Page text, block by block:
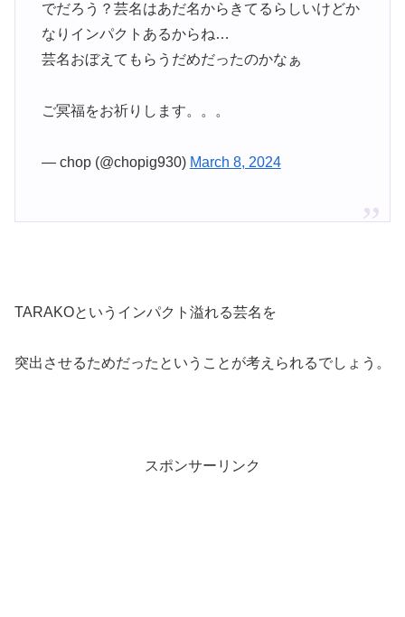
でだろう？芸名はあだ名からきてるらしいけどか
なりインパクトあるからね…
芸名おぼえてもらうだめだったのかなぁ
ご冥福をお祈りします。。。
— chop (@chopig930) March 8, 2024
TARAKOというインパクト溢れる芸名を
突出させるためだったということが考えられるでしょう。
スポンサーリンク